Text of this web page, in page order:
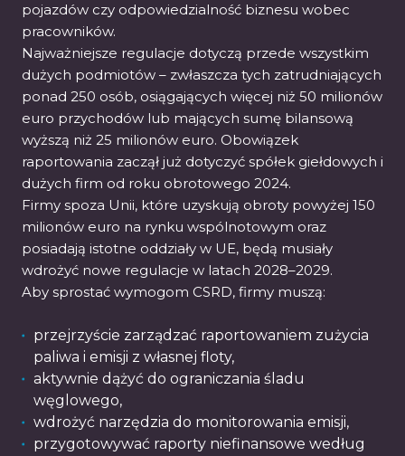
pojazdów czy odpowiedzialność biznesu wobec
pracowników.
Najważniejsze regulacje dotyczą przede wszystkim
dużych podmiotów – zwłaszcza tych zatrudniających
ponad 250 osób, osiągających więcej niż 50 milionów
euro przychodów lub mających sumę bilansową
wyższą niż 25 milionów euro. Obowiązek
raportowania zaczął już dotyczyć spółek giełdowych i
dużych firm od roku obrotowego 2024.
Firmy spoza Unii, które uzyskują obroty powyżej 150
milionów euro na rynku wspólnotowym oraz
posiadają istotne oddziały w UE, będą musiały
wdrożyć nowe regulacje w latach 2028–2029.
Aby sprostać wymogom CSRD, firmy muszą:
przejrzyście zarządzać raportowaniem zużycia
paliwa i emisji z własnej floty,
aktywnie dążyć do ograniczania śladu
węglowego,
wdrożyć narzędzia do monitorowania emisji,
przygotowywać raporty niefinansowe według